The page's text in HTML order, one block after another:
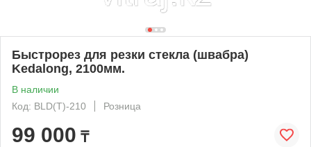
Быстрорез для резки стекла (швабра)
Kedalong, 2100мм.
В наличии
Код: BLD(T)-210
Розница
99 000 ₸